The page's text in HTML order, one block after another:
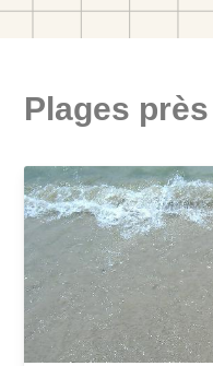
Plages